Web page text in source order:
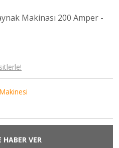
Makinası 200 Amper -
HABER VER